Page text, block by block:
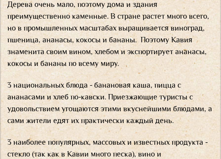
Дерева очень мало, поэтому дома и здания
преимущественно каменные. В стране растет много всего,
но в промышленных масштабах выращивается виноград,
пшеница, ананасы, кокосы и бананы. Поэтому Кавия
знаменита своим вином, хлебом и экспортирует ананасы,
кокосы и бананы по всему миру.
3 национальных блюда - банановая каша, пицца с
ананасами и хлеб по-кавски. Приезжающие туристы с
удовольствием угощаются этими вкуснейшими блюдами, а
сами жители едят их практически каждый день.
3 наиболее популярных, массовых и известных продукта -
стекло (так как в Кавии много песка), вино и